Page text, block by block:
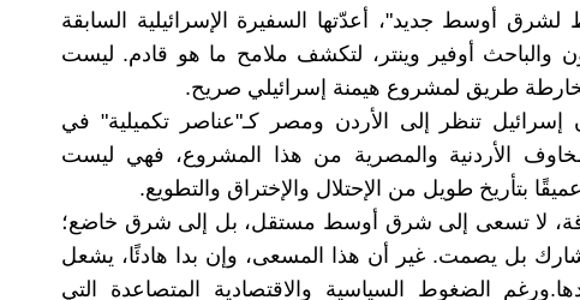
أوسط جديد"، أعدّتها السفيرة الإسرائيلية السابقة
والباحث أوفير وينتر، لتكشف ملامح ما هو قادم. ليست
طريق لمشروع هيمنة إسرائيلي صريح.
إسرائيل تنظر إلى الأردن ومصر كـ"عناصر تكميلية" في
الأردنية والمصرية من هذا المشروع، فهي ليست
بتأريخ طويل من الإحتلال والإختراق والتطويع.
لا تسعى إلى شرق أوسط مستقل، بل إلى شرق خاضع؛
بل يصمت. غير أن هذا المسعى، وإن بدا هادئًا، يشعل
الضغوط السياسية والاقتصادية المتصاعدة التي